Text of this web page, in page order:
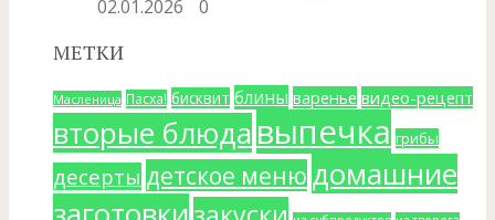
02.01.2026
0
МЕТКИ
Масленица Пасха! бисквит блины варенье видео-рецепт
вторые блюдавыпечка грибы
десерты детское меню домашние